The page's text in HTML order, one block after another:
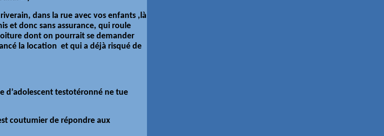
dans la rue avec vos enfants ,là
et donc sans assurance, qui roule
dont on pourrait se demander
la location et qui a déjà risqué de
d’adolescent testotéronné ne tue
coutumier de répondre aux